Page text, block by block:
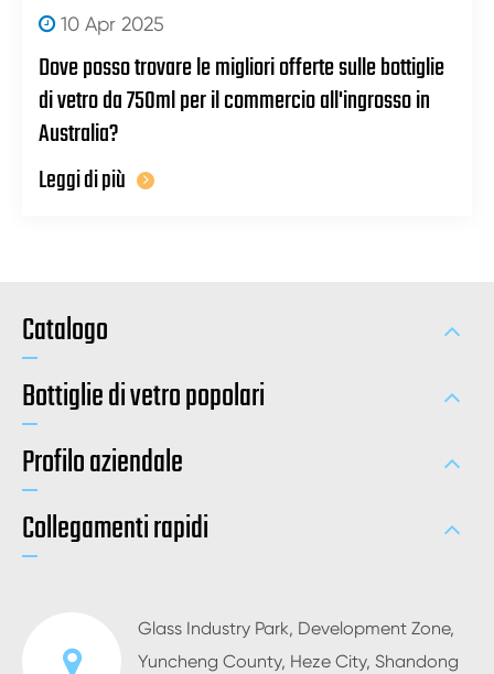
10 Apr 2025
Dove posso trovare le migliori offerte sulle bottiglie
di vetro da 750ml per il commercio all'ingrosso in
Australia?
Leggi di più
Catalogo
Bottiglie di vetro popolari
Profilo aziendale
Collegamenti rapidi
Glass Industry Park, Development Zone,
Yuncheng County, Heze City, Shandong